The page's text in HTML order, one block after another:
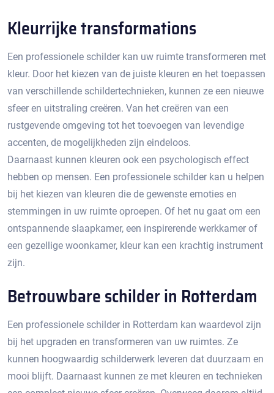
Kleurrijke transformations
Een professionele schilder kan uw ruimte transformeren met
kleur.​ Door het kiezen van de juiste kleuren en het toepassen
van verschillende schildertechnieken, kunnen ze een nieuwe
sfeer en uitstraling creëren.​ Van het creëren van een
rustgevende omgeving tot het toevoegen van levendige
accenten, de mogelijkheden zijn eindeloos.​
Daarnaast kunnen kleuren ook een psychologisch effect
hebben op mensen. Een professionele schilder kan u helpen
bij het kiezen van kleuren die de gewenste emoties en
stemmingen in uw ruimte oproepen.​ Of het nu gaat om een
ontspannende slaapkamer, een inspirerende werkkamer of
een gezellige woonkamer, kleur kan een krachtig instrument
zijn.​
Betrouwbare schilder in Rotterdam
Een professionele schilder in Rotterdam kan waardevol zijn
bij het upgraden en transformeren van uw ruimtes.​ Ze
kunnen hoogwaardig schilderwerk leveren dat duurzaam en
mooi blijft.​ Daarnaast kunnen ze met kleuren en technieken